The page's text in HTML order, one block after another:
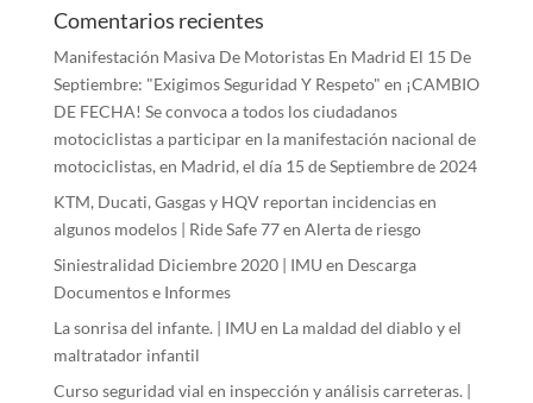
Comentarios recientes
Manifestación Masiva De Motoristas En Madrid El 15 De
Septiembre: "Exigimos Seguridad Y Respeto" en ¡CAMBIO
DE FECHA! Se convoca a todos los ciudadanos
motociclistas a participar en la manifestación nacional de
motociclistas, en Madrid, el día 15 de Septiembre de 2024
KTM, Ducati, Gasgas y HQV reportan incidencias en
algunos modelos | Ride Safe 77en Alerta de riesgo
Siniestralidad Diciembre 2020 | IMU en Descarga
Documentos e Informes
La sonrisa del infante. | IMU en La maldad del diablo y el
maltratador infantil
Curso seguridad vial en inspección y análisis carreteras. |